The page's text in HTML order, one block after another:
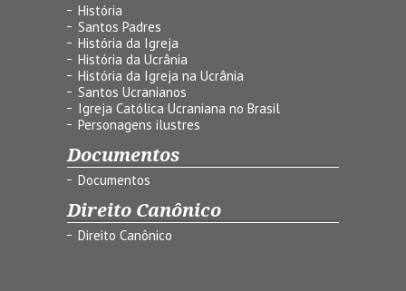
História
Santos Padres
História da Igreja
História da Ucrânia
História da Igreja na Ucrânia
Santos Ucranianos
Igreja Católica Ucraniana no Brasil
Personagens ilustres
Documentos
Documentos
Direito Canônico
Direito Canônico